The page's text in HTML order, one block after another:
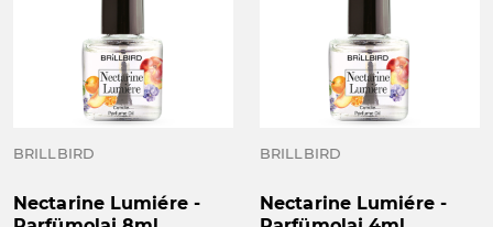
BRILLBIRD
Nectarine Lumiére -
BRILLBIRD
Nectarine Lumiére -